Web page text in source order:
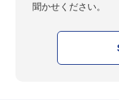
聞かせください。